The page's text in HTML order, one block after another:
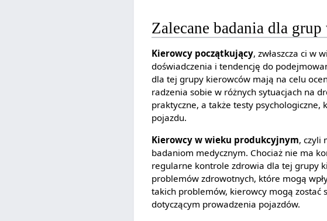
Zalecane badania dla
Kierowcy początkujący, zwłaszcza ci w
doświadczenia i tendencję do
dla tej grupy kierowców mają na celu
radzenia sobie w różnych sytuacjach na
praktyczne, a także testy
pojazdu.
Kierowcy w wieku produkcyjnym, czyli
badaniom medycznym. Chociaż nie ma
regularne kontrole zdrowia dla tej grupy
problemów zdrowotnych, które mogą
takich problemów, kierowcy mogą
dotyczącym prowadzenia pojazdów.